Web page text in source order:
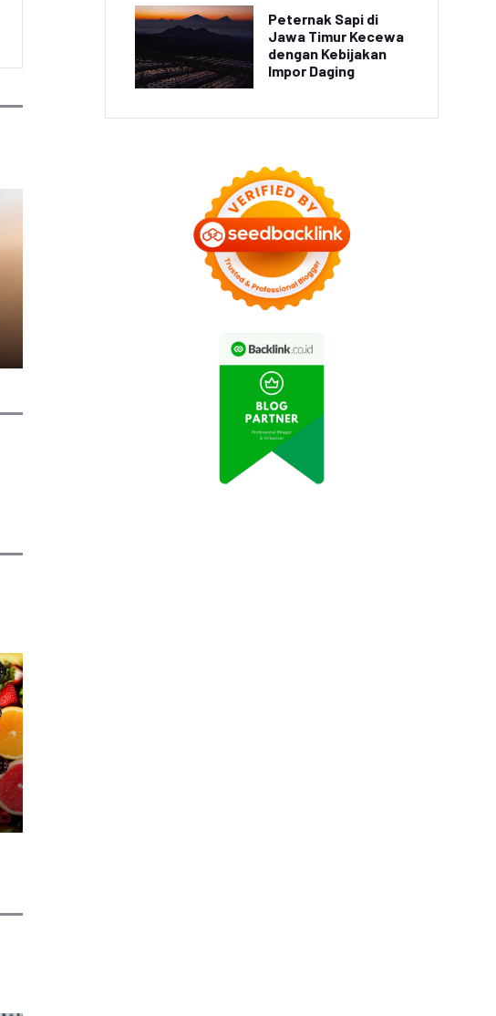
Pasangan Ganda Bulu
Peternak Sapi di
Jawa Timur Kecewa
dengan Kebijakan
Impor Daging